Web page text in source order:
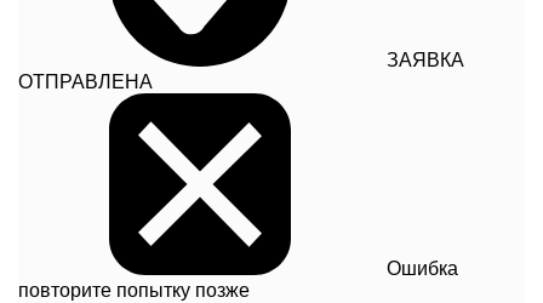
ЗАЯВКА
ОТПРАВЛЕНА
Ошибка
повторите попытку позже